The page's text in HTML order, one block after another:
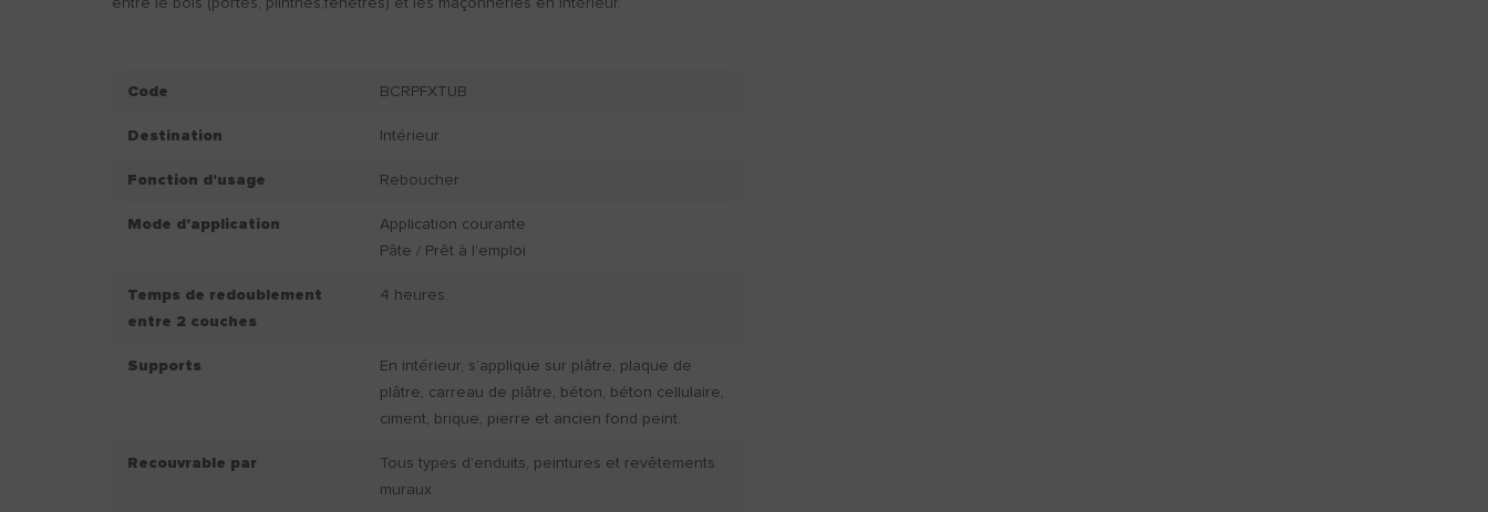
entre le bois (portes, plinthes,fenêtres) et les maçonneries en intérieur.
Code BCRPFXTUB
Destination Intérieur
Fonction d'usage Reboucher
Mode d'application
Application courante
Pâte / Prêt à l'emploi
Temps de redoublement
entre 2 couches
4 heures.
Supports
En intérieur, s’applique sur plâtre, plaque de
plâtre, carreau de plâtre, béton, béton cellulaire,
ciment, brique, pierre et ancien fond peint.
Recouvrable par
Tous types d’enduits, peintures et revêtements
muraux